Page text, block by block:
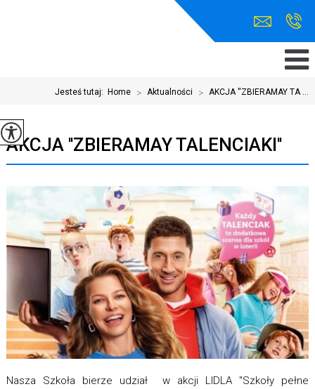
Jesteś tutaj: Home > Aktualności > AKCJA ''ZBIERAMAY TA ...
AKCJA ''ZBIERAMAY TALENCIAKI''
Nasza Szkoła bierze udział w akcji LIDLA "Szkoły pełne